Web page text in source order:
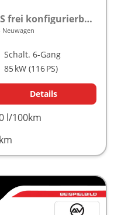
Essence Plus 1.0 TSI 115 PS frei konfigurierbar!
Neuwagen
Schalt. 6-Gang
85 kW (116 PS)
Details
l/100km